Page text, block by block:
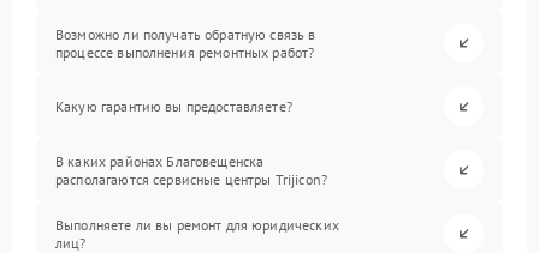
Возможно ли получать обратную связь в
процессе выполнения ремонтных работ?
Какую гарантию вы предоставляете?
В каких районах Благовещенска
располагаются сервисные центры Trijicon?
Выполняете ли вы ремонт для юридических
лиц?